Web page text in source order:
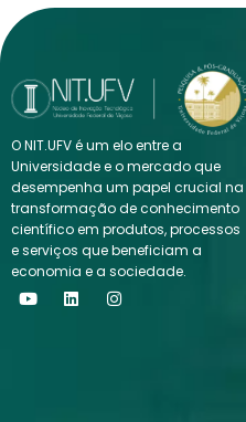
O NIT.UFV é um elo entre a
Universidade e o mercado que
desempenha um papel crucial na
transformação de conhecimento
científico em produtos, processos
e serviços que beneficiam a
economia e a sociedade.
Y
o
L
i
I
n